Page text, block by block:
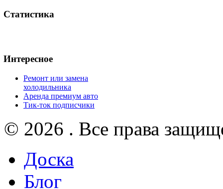
Статистика
Интересное
Ремонт или замена
холодильника
Аренда премиум авто
Тик-ток подписчики
© 2026 . Все права
Доска
Блог